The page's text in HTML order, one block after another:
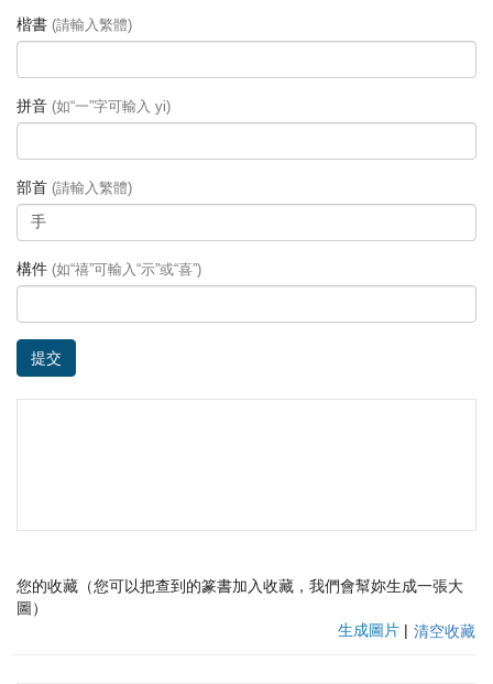
楷書 (請輸入繁體)
拼音 (如“一”字可輸入 yi)
部首 (請輸入繁體)
構件 (如“禧”可輸入“示”或“喜”)
提交
您的收藏（您可以把查到的篆書加入收藏，我們會幫妳生成一張大
圖）
生成圖片 | 清空收藏